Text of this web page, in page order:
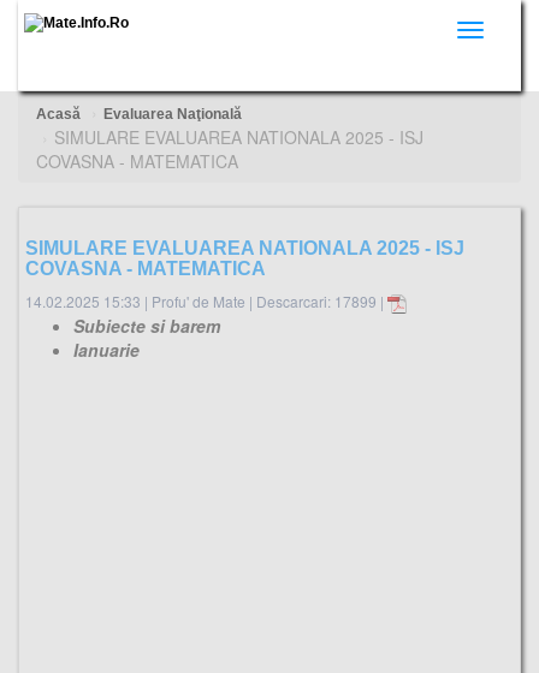
Toggle
Acasă Evaluarea Naţională
SIMULARE EVALUAREA NATIONALA 2025 - ISJ
COVASNA - MATEMATICA
SIMULARE EVALUAREA NATIONALA 2025 - ISJ
COVASNA - MATEMATICA
14.02.2025 15:33 | Profu' de Mate | Descarcari: 17899 |
Subiecte si barem
Ianuarie